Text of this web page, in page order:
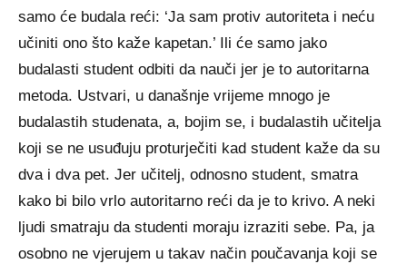
samo će budala reći: ‘Ja sam protiv autoriteta i neću
učiniti ono što kaže kapetan.’ Ili će samo jako
budalasti student odbiti da nauči jer je to autoritarna
metoda. Ustvari, u današnje vrijeme mnogo je
budalastih studenata, a, bojim se, i budalastih učitelja
koji se ne usuđuju proturječiti kad student kaže da su
dva i dva pet. Jer učitelj, odnosno student, smatra
kako bi bilo vrlo autoritarno reći da je to krivo. A neki
ljudi smatraju da studenti moraju izraziti sebe. Pa, ja
osobno ne vjerujem u takav način poučavanja koji se